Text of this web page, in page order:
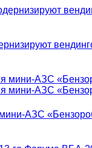
АЗС